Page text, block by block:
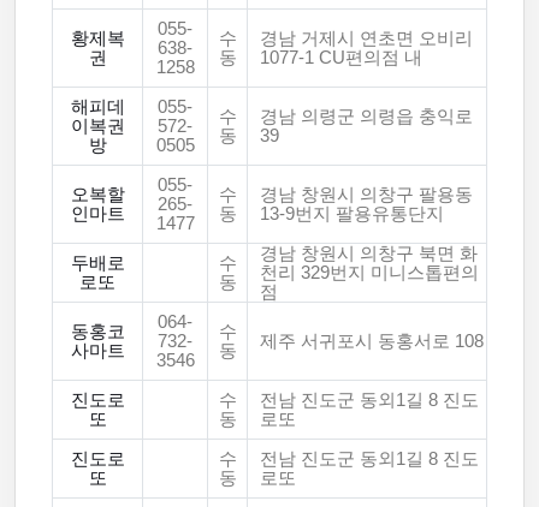
황제복
권
055-
638-
1258
수
동
경남 거제시 연초면 오비리
1077-1 CU편의점 내
해피데
이복권
방
055-
572-
0505
수
동
경남 의령군 의령읍 충익로
39
오복할
인마트
055-
265-
1477
수
동
경남 창원시 의창구 팔용동
13-9번지 팔용유통단지
두배로
로또
수
동
경남 창원시 의창구 북면 화
천리 329번지 미니스톱편의
점
동홍코
사마트
064-
732-
3546
수
동
제주 서귀포시 동홍서로 108
진도로
또
수
동
전남 진도군 동외1길 8 진도
로또
진도로
또
수
동
전남 진도군 동외1길 8 진도
로또